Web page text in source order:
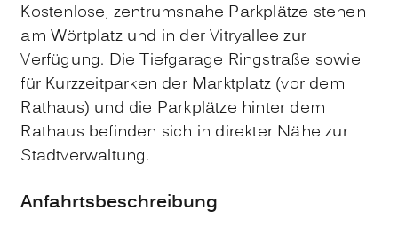
Kostenlose, zentrumsnahe Parkplätze stehen
am Wörtplatz und in der Vitryallee zur
Verfügung. Die Tiefgarage Ringstraße sowie
für Kurzzeitparken der Marktplatz (vor dem
Rathaus) und die Parkplätze hinter dem
Rathaus befinden sich in direkter Nähe zur
Stadtverwaltung.
Anfahrtsbeschreibung